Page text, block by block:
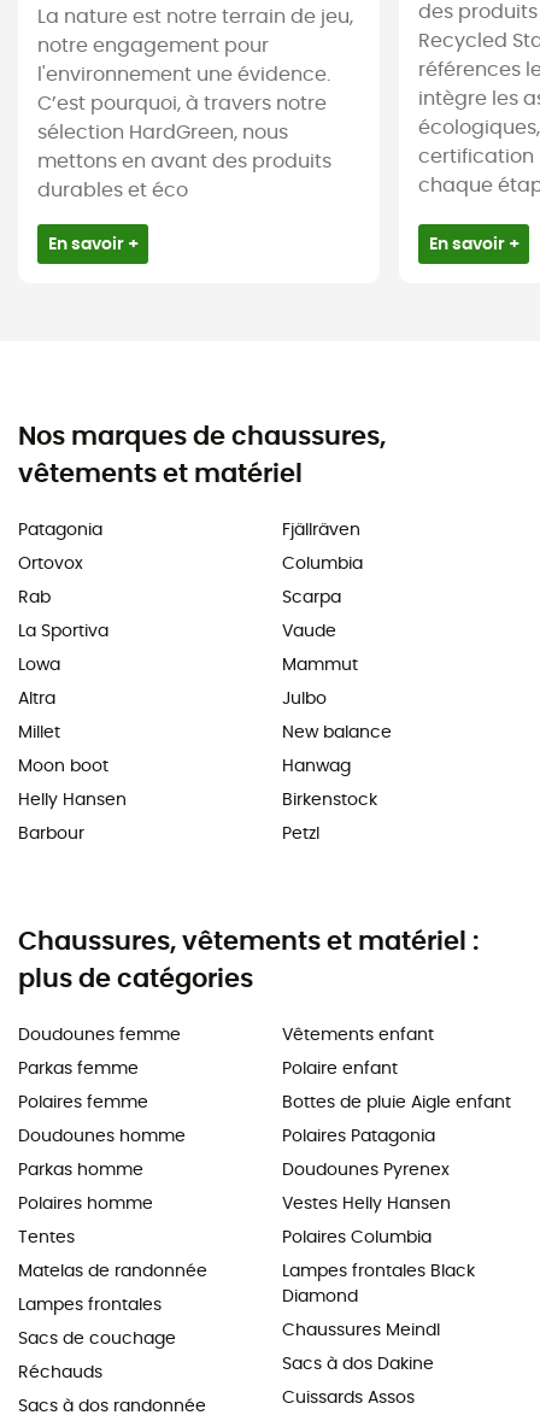
La nature est notre terrain de jeu,
notre engagement pour
l'environnement une évidence.
C’est pourquoi, à travers notre
sélection HardGreen, nous
mettons en avant des produits
durables et éco
En savoir +
des produits
Recycled
références
intègre les
certification
chaque
En savoir +
Nos marques de chaussures,
vêtements et matériel
Patagonia
Ortovox
Rab
La Sportiva
Lowa
Altra
Millet
Moon boot
Helly Hansen
Barbour
Fjällräven
Columbia
Scarpa
Vaude
Mammut
Julbo
New balance
Hanwag
Birkenstock
Petzl
Chaussures, vêtements et matériel :
plus de catégories
Doudounes femme
Parkas femme
Polaires femme
Doudounes homme
Parkas homme
Polaires homme
Tentes
Matelas de randonnée
Lampes frontales
Sacs de couchage
Réchauds
Sacs à dos randonnée
Vêtements enfant
Polaire enfant
Bottes de pluie Aigle enfant
Polaires Patagonia
Doudounes Pyrenex
Vestes Helly Hansen
Polaires Columbia
Lampes frontales Black
Diamond
Chaussures Meindl
Sacs à dos Dakine
Cuissards Assos